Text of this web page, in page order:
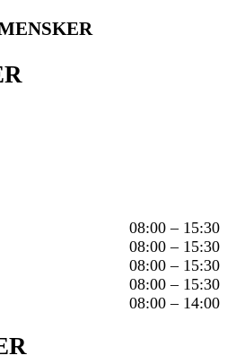
08:00 – 15:30
08:00 – 15:30
08:00 – 15:30
08:00 – 15:30
08:00 – 14:00